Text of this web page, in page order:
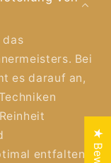
das
Bei
es darauf an,
entfalten.